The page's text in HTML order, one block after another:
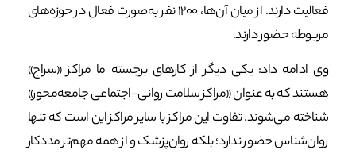
فعالیت دارند. از میان آن‌ها، ۱۲۰۰ نفر به‌صورت فعال در حوزه‌های
مربوطه حضور دارند.
وی ادامه داد: یکی دیگر از کارهای برجسته ما مراکز «سراج»
هستند که به عنوان «مراکز سلامت روانی-اجتماعی جامعه‌محور»
شناخته می‌شوند. تفاوت این مراکز با سایر مراکز این است که تنها
روان‌شناس حضور ندارد؛ بلکه روان‌پزشک و از همه مهم‌تر مددکار